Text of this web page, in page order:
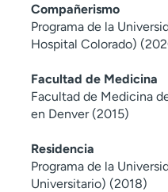
Compañerismo
Programa de la
Hospital Colorado)
Facultad de Medicina
Facultad de Medicina
en Denver (2015)
Residencia
Programa de la
Universitario) (2018)